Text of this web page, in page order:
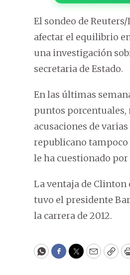
El sondeo de
afectar el equilibrio
una investigación
secretaria de Estado.
En las últimas
puntos porcentuales,
acusaciones de
republicano tampoco
le ha cuestionado
La ventaja de
tuvo el presidente
la carrera de 2012.
WhatsApp
Facebook
Twitter
Email